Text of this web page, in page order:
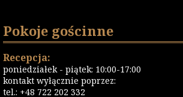
Pokoje gościnne
Recepcja:
poniedziałek - piątek: 10:00-17:00
kontakt wyłącznie poprzez:
tel.: +48 722 202 332